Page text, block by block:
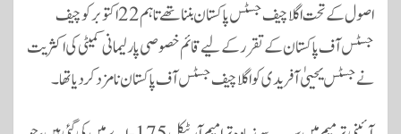
اصول کے تحت اگلا چیف جسٹس پاکستان بننا تھے تاہم 22 اکتوبر کو چیف
جسٹس آف پاکستان کے تقرر کے لیے قائم خصوصی پارلیمانی کمیٹی کی اکثریت
نے جسٹس یحییٰ آفریدی کو اگلا چیف جسٹس آف پاکستان نامزد کردیا تھا۔